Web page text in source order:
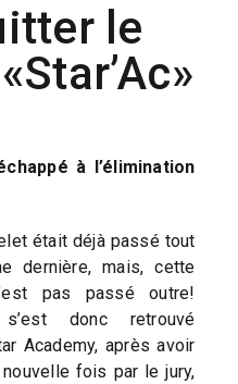
le
à l’élimination
était déjà passé tout
dernière, mais, cette
pas passé outre!
s’est donc retrouvé
Academy, après avoir
fois par le jury,